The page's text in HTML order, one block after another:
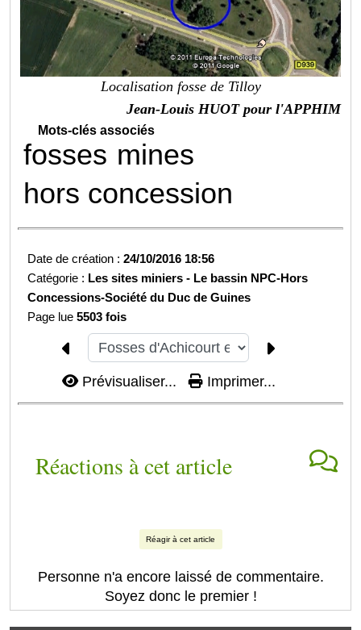
Localisation fosse de Tilloy
Jean-Louis HUOT pour l'APPHIM
Mots-clés associés
fosses mines
hors concession
Date de création :24/10/2016 18:56
Catégorie : Les sites miniers - Le bassin NPC-Hors
Concessions-Société du Duc de Guines
Page lue5503 fois
Prévisualiser... Imprimer...
Réactions à cet article
Réagir à cet article
Personne n'a encore laissé de commentaire.
Soyez donc le premier !